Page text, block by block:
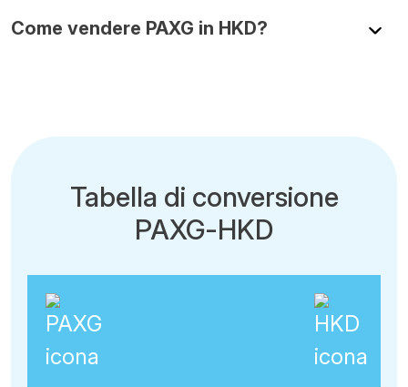
Come vendere PAXG in HKD?
Tabella di conversione
PAXG-HKD